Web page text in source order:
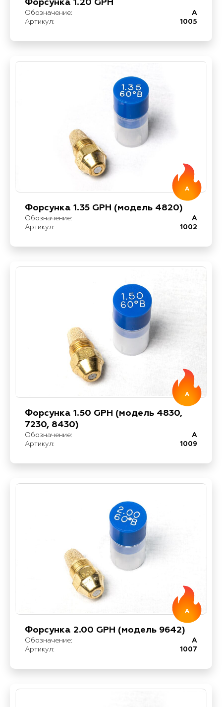
Форсунка 1.20 GPH
Обозначение:
A
Артикул:
1005
A
Форсунка 1.35 GPH (модель 4820)
Обозначение:
A
Артикул:
1002
A
Форсунка 1.50 GPH (модель 4830,
7230, 8430)
Обозначение:
A
Артикул:
1009
A
Форсунка 2.00 GPH (модель 9642)
Обозначение:
A
Артикул:
1007